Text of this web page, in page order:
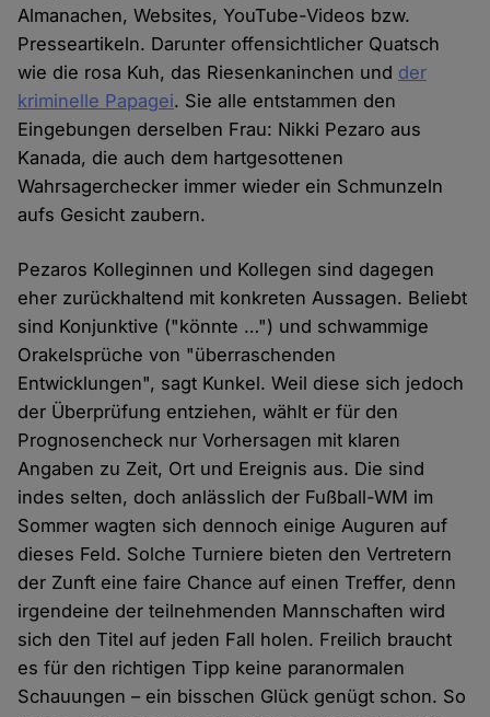
Almanachen, Websites, YouTube-Videos bzw.
Presseartikeln. Darunter offensichtlicher Quatsch
wie die rosa Kuh, das Riesenkaninchen und der
kriminelle Papagei. Sie alle entstammen den
Eingebungen derselben Frau: Nikki Pezaro aus
Kanada, die auch dem hartgesottenen
Wahrsagerchecker immer wieder ein Schmunzeln
aufs Gesicht zaubern.
Pezaros Kolleginnen und Kollegen sind dagegen
eher zurückhaltend mit konkreten Aussagen. Beliebt
sind Konjunktive ("könnte …") und schwammige
Orakelsprüche von "überraschenden
Entwicklungen", sagt Kunkel. Weil diese sich jedoch
der Überprüfung entziehen, wählt er für den
Prognosencheck nur Vorhersagen mit klaren
Angaben zu Zeit, Ort und Ereignis aus. Die sind
indes selten, doch anlässlich der Fußball-WM im
Sommer wagten sich dennoch einige Auguren auf
dieses Feld. Solche Turniere bieten den Vertretern
der Zunft eine faire Chance auf einen Treffer, denn
irgendeine der teilnehmenden Mannschaften wird
sich den Titel auf jeden Fall holen. Freilich braucht
es für den richtigen Tipp keine paranormalen
Schauungen – ein bisschen Glück genügt schon. So